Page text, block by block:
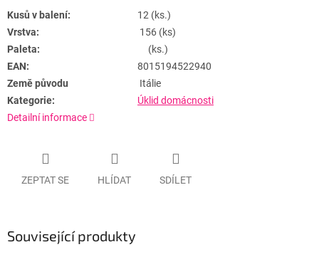
Kusů v balení:
12 (ks.)
Vrstva:
156 (ks)
Paleta:
(ks.)
EAN:
8015194522940
Země původu
Itálie
Kategorie:
Úklid domácnosti
Detailní informace
ZEPTAT SE HLÍDAT SDÍLET
Související produkty